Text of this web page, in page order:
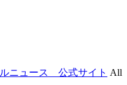
ニュース 公式サイト All